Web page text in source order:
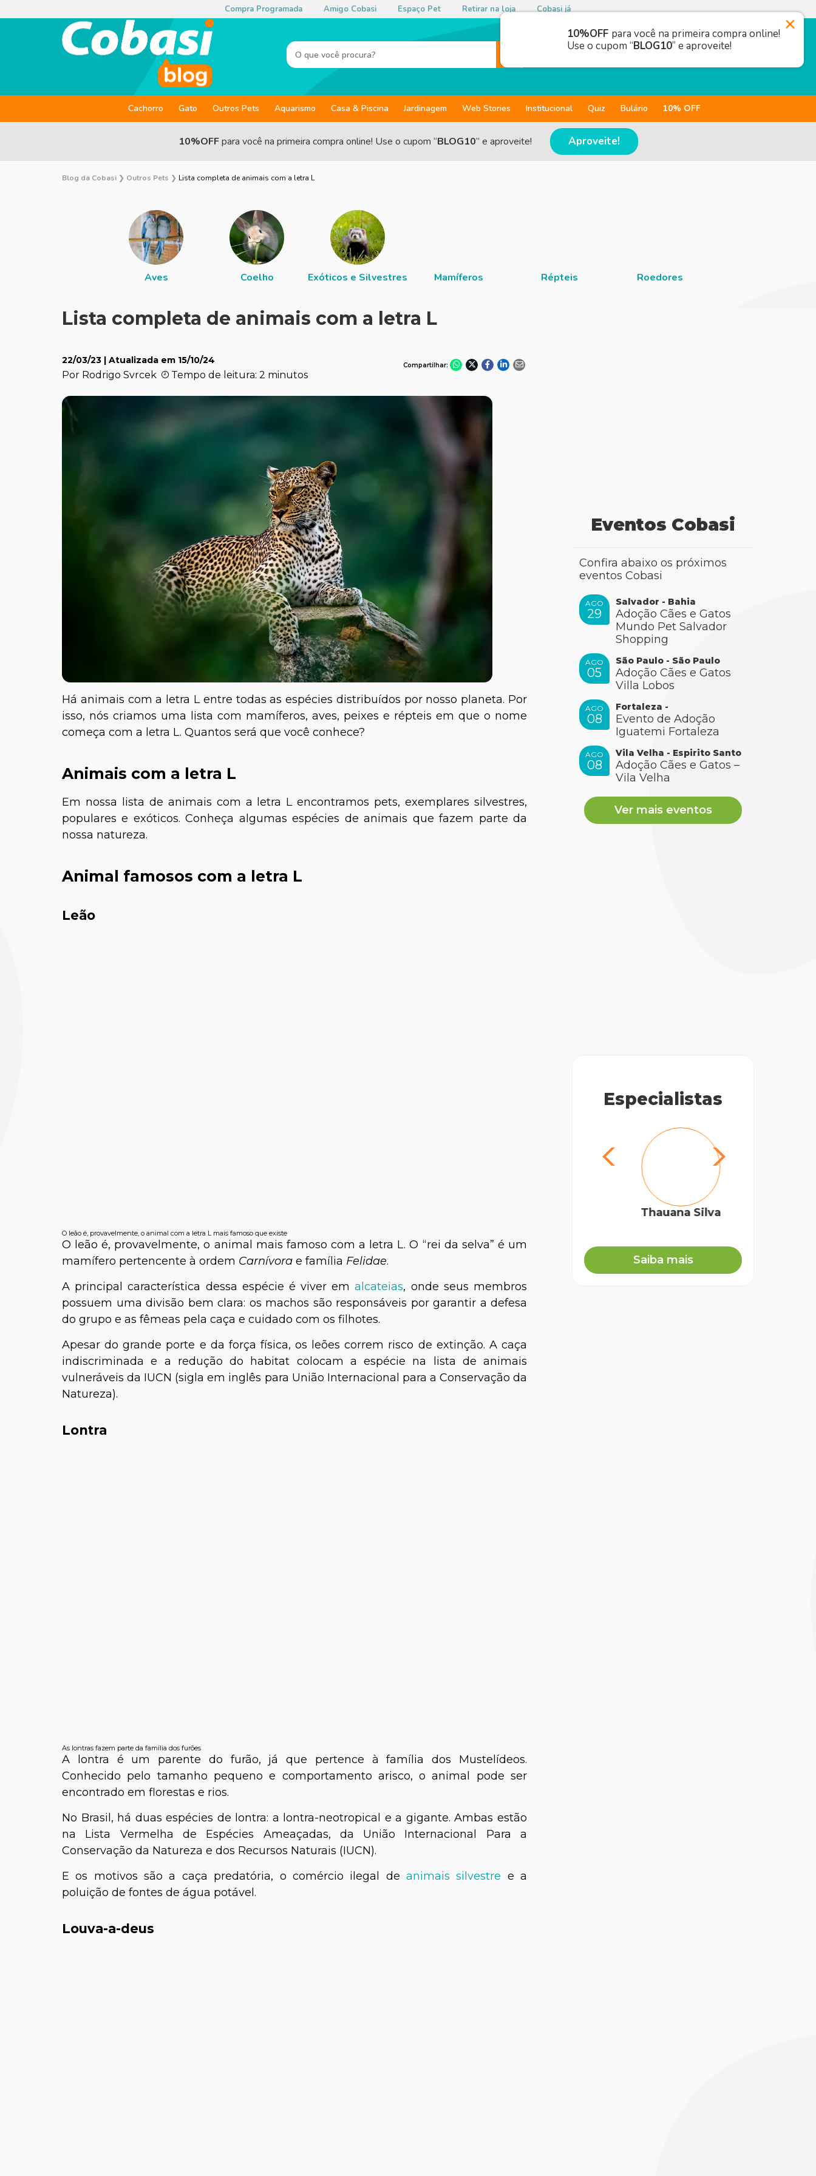
Compra Programada Amigo Cobasi Espaço Pet Retirar na loja Cobasi já
Cachorro Gato Outros Pets Aquarismo Casa & Piscina Jardinagem Web Stories Institucional Quiz Bulário 10% OFF
10%OFFpara você na primeira compra online! Use o cupom “BLOG10” e aproveite! Aproveite!
Blog da Cobasi ❯ Outros Pets ❯ Lista completa de animais com a letra L
Aves Coelho Exóticos e Silvestres Mamíferos Répteis Roedores
Lista completa de animais com a letra L
22/03/23 | Atualizada em 15/10/24
Por Rodrigo Svrcek Tempo de leitura: 2 minutos
Compartilhar:
Há animais com a letra L entre todas as espécies distribuídos por nosso planeta. Por
isso, nós criamos uma lista com mamíferos, aves, peixes e répteis em que o nome
começa com a letra L. Quantos será que você conhece?
Animais com a letra L
Em nossa lista de animais com a letra L encontramos pets, exemplares silvestres,
populares e exóticos. Conheça algumas espécies de animais que fazem parte da
nossa natureza.
Animal famosos com a letra L
Leão
O leão é, provavelmente, o animal com a letra L mais famoso que existe
O leão é, provavelmente, o animal mais famoso com a letra L. O “rei da selva” é um
mamífero pertencente à ordem Carnívora e família Felidae.
A principal característica dessa espécie é viver emalcateias, onde seus membros
possuem uma divisão bem clara: os machos são responsáveis por garantir a defesa
do grupo e as fêmeas pela caça e cuidado com os filhotes.
Apesar do grande porte e da força física, os leões correm risco de extinção. A caça
indiscriminada e a redução do habitat colocam a espécie na lista de animais
vulneráveis da IUCN (sigla em inglês para União Internacional para a Conservação da
Natureza).
Lontra
As lontras fazem parte da família dos furões
A lontra é um parente do furão, já que pertence à família dos Mustelídeos.
Conhecido pelo tamanho pequeno e comportamento arisco, o animal pode ser
encontrado em florestas e rios.
No Brasil, há duas espécies de lontra: a lontra-neotropical e a gigante. Ambas estão
na Lista Vermelha de Espécies Ameaçadas, da União Internacional Para a
Conservação da Natureza e dos Recursos Naturais (IUCN).
E os motivos são a caça predatória, o comércio ilegal de animais silvestre e a
poluição de fontes de água potável.
Louva-a-deus
Eventos Cobasi
Confira abaixo os próximos
eventos Cobasi
AGO
29
Salvador - Bahia
Adoção Cães e Gatos
Mundo Pet Salvador
Shopping
AGO
05
São Paulo - São Paulo
Adoção Cães e Gatos
Villa Lobos
AGO
08
Fortaleza -
Evento de Adoção
Iguatemi Fortaleza
AGO
08
Vila Velha - Espirito Santo
Adoção Cães e Gatos –
Vila Velha
Ver mais eventos
Especialistas
Médica-Veterinária
Thauana Silva
Saiba mais
10%OFF para você na primeira compra online!
Use o cupom “BLOG10” e aproveite!